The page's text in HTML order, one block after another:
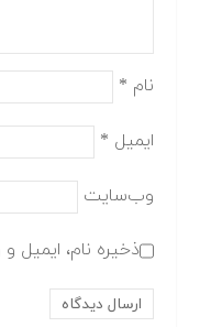
نام *
ایمیل *
وب‌سایت
ذخیره نام، ایمیل